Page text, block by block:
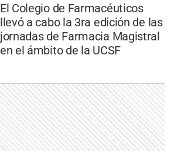
El Colegio de Farmacéuticos
llevó a cabo la 3ra edición de las
jornadas de Farmacia Magistral
en el ámbito de la UCSF